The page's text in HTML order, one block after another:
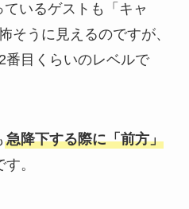
いるゲストも「キャ
そうに見えるのですが、
番目くらいのレベルで
急降下する際に「前方」
。